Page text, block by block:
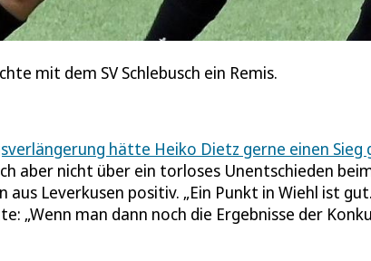
mit dem SV Schlebusch ein Remis.
hätte Heiko Dietz gerne einen Sieg
aber nicht über ein torloses Unentschieden
Leverkusen positiv. „Ein Punkt in Wiehl ist
„Wenn man dann noch die Ergebnisse der